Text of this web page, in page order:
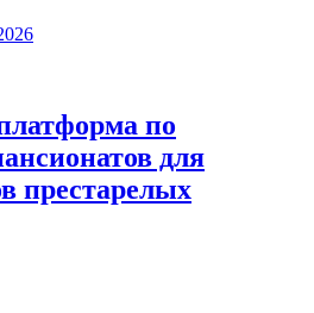
по
для
престарелых